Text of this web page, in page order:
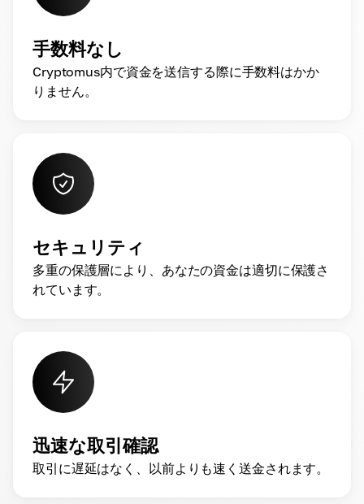
手数料なし
Cryptomus内で資金を送信する際に手数料はかか
りません。
セキュリティ
多重の保護層により、あなたの資金は適切に保護さ
れています。
迅速な取引確認
取引に遅延はなく、以前よりも速く送金されます。